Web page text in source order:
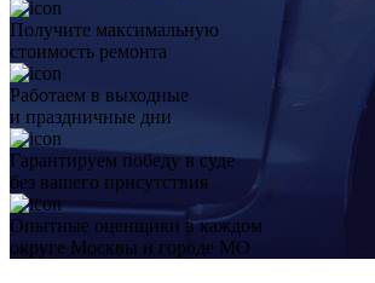
Получите максимальную
стоимость ремонта
Работаем в выходные
и праздничные дни
Гарантируем победу в суде
без вашего присутствия
Опытные оценщики в каждом
округе Москвы и городе МО